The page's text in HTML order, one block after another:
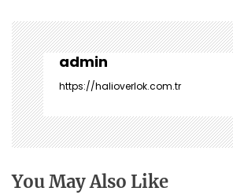
g
e
z
i
n
m
e
i
admin
https://halioverlok.com.tr
You May Also Like